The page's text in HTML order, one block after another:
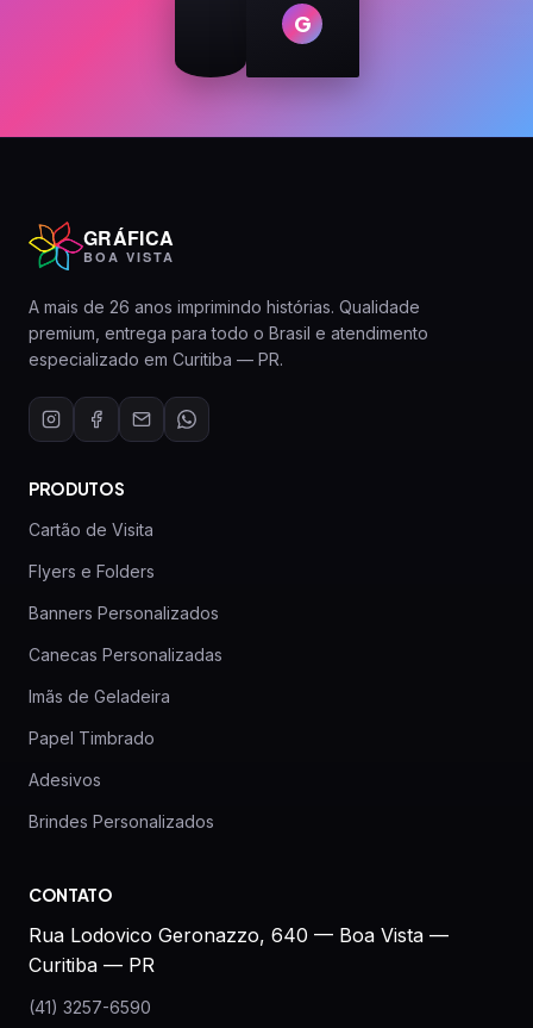
G
GRÁFICA
BOA VISTA
A mais de 26 anos imprimindo histórias. Qualidade
premium, entrega para todo o Brasil e atendimento
especializado em Curitiba — PR.
PRODUTOS
Cartão de Visita
Flyers e Folders
Banners Personalizados
Canecas Personalizadas
Imãs de Geladeira
Papel Timbrado
Adesivos
Brindes Personalizados
CONTATO
Rua Lodovico Geronazzo, 640 — Boa Vista —
Curitiba — PR
(41) 3257-6590